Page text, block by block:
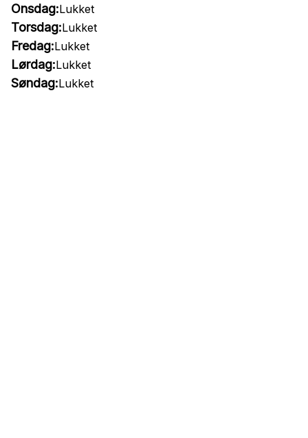
Onsdag:Lukket
Torsdag:Lukket
Fredag:Lukket
Lørdag:Lukket
Søndag:Lukket